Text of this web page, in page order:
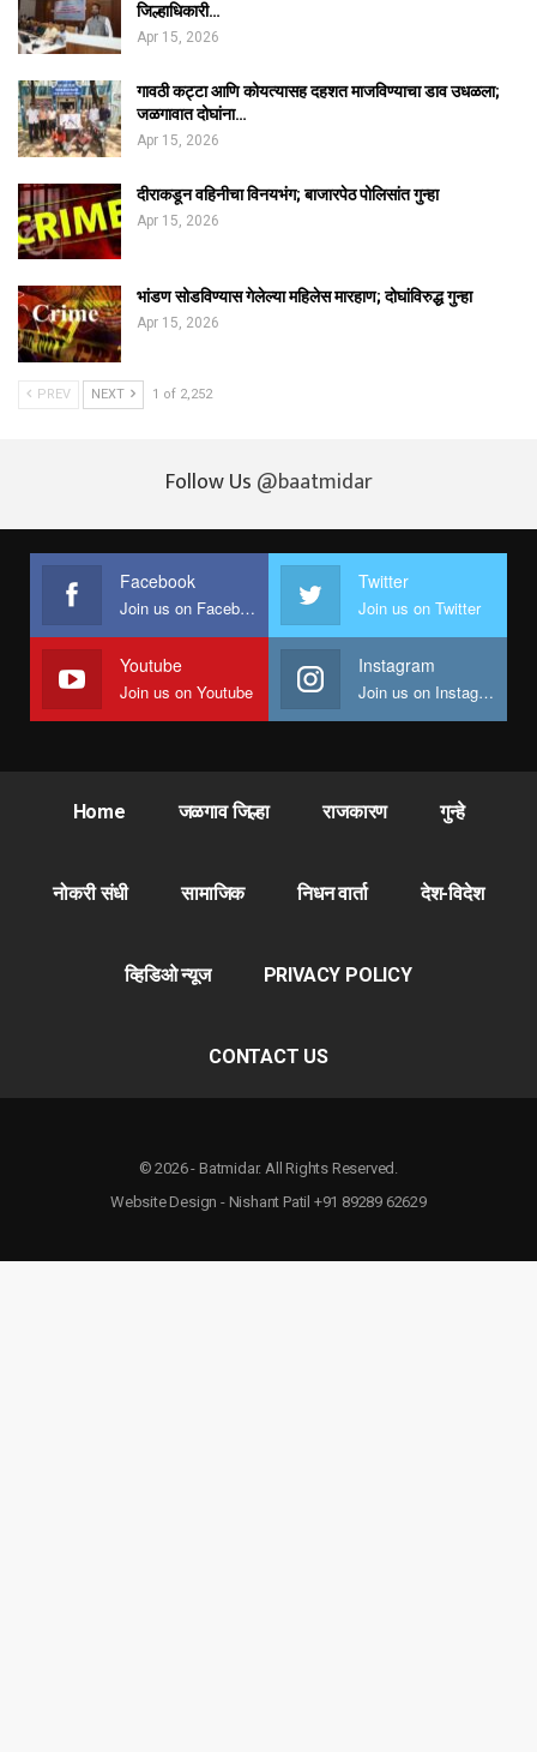
जिल्हाधिकारी…
Apr 15, 2026
गावठी कट्टा आणि कोयत्यासह दहशत माजविण्याचा डाव उधळला;
जळगावात दोघांना…
Apr 15, 2026
दीराकडून वहिनीचा विनयभंग; बाजारपेठ पोलिसांत गुन्हा
Apr 15, 2026
भांडण सोडविण्यास गेलेल्या महिलेस मारहाण; दोघांविरुद्ध गुन्हा
Apr 15, 2026
PREV NEXT 1 of 2,252
Follow Us @baatmidar
Facebook
Join us on Facebook
Twitter
Join us on Twitter
Youtube
Join us on Youtube
Instagram
Join us on Instagram
Home जळगाव जिल्हा राजकारण गुन्हे
नोकरी संधी सामाजिक निधन वार्ता देश-विदेश
व्हिडिओ न्यूज PRIVACY POLICY
CONTACT US
© 2026 - Batmidar. All Rights Reserved.
Website Design - Nishant Patil +91 89289 62629